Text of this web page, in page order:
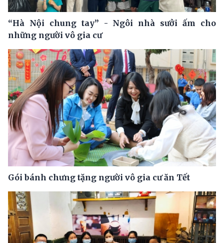
“Hà Nội chung tay” - Ngôi nhà sưởi ấm cho
những người vô gia cư
Gói bánh chưng tặng người vô gia cư ăn Tết